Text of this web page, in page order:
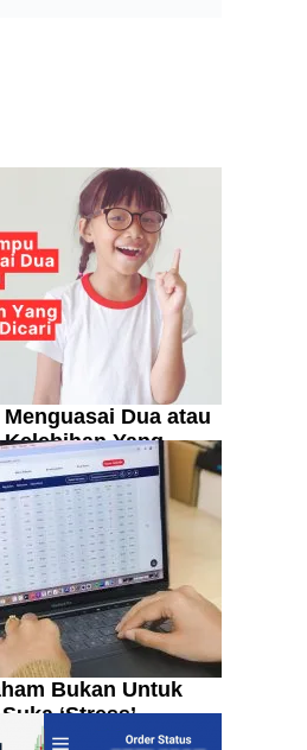
Dua atau
Yang
Bukan Untuk
‘Stress’